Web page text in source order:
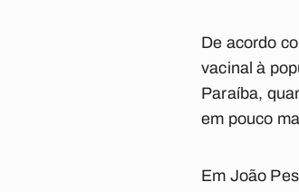
De acordo
vacinal à
Paraíba,
em pouco
Em João